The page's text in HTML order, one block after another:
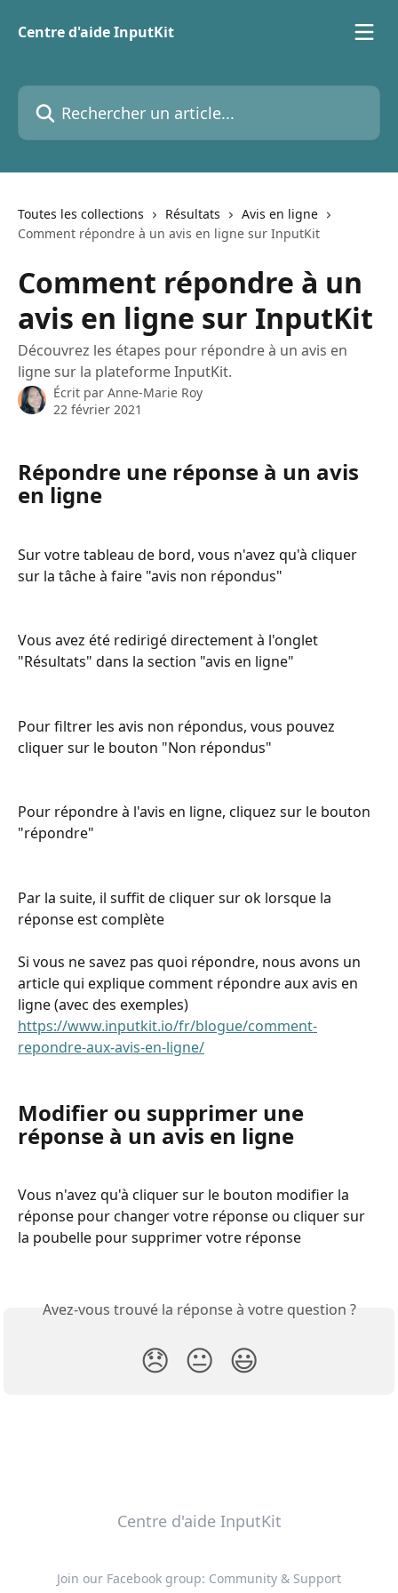
Centre d'aide InputKit
Rechercher un article...
Toutes les collections Résultats
Avis en ligne
Comment répondre à un avis en ligne sur InputKit
Comment répondre à un
avis en ligne sur InputKit
Découvrez les étapes pour répondre à un avis en
ligne sur la plateforme InputKit.
Écrit par Anne-Marie Roy
22 février 2021
Répondre une réponse à un avis
en ligne
Sur votre tableau de bord, vous n'avez qu'à cliquer
sur la tâche à faire "avis non répondus"
Vous avez été redirigé directement à l'onglet
"Résultats" dans la section "avis en ligne"
Pour filtrer les avis non répondus, vous pouvez
cliquer sur le bouton "Non répondus"
Pour répondre à l'avis en ligne, cliquez sur le bouton
"répondre"
Par la suite, il suffit de cliquer sur ok lorsque la
réponse est complète
Si vous ne savez pas quoi répondre, nous avons un
article qui explique comment répondre aux avis en
ligne (avec des exemples)
https://www.inputkit.io/fr/blogue/comment-
repondre-aux-avis-en-ligne/
Modifier ou supprimer une
réponse à un avis en ligne
Vous n'avez qu'à cliquer sur le bouton modifier la
réponse pour changer votre réponse ou cliquer sur
la poubelle pour supprimer votre réponse
Avez-vous trouvé la réponse à votre question ?
😞 😐 😃
Centre d'aide InputKit
Join our Facebook group: Community & Support